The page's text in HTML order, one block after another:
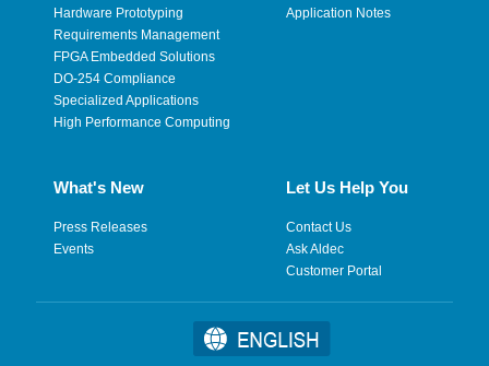
Hardware Prototyping
Requirements Management
FPGA Embedded Solutions
DO-254 Compliance
Specialized Applications
High Performance Computing
Application Notes
What's New
Press Releases
Events
Let Us Help You
Contact Us
Ask Aldec
Customer Portal